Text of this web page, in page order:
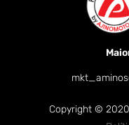
Copyright ©